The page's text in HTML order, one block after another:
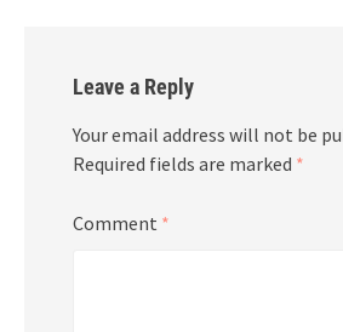
Leave a Reply
Your email address will not be
Required fields are marked *
Comment *